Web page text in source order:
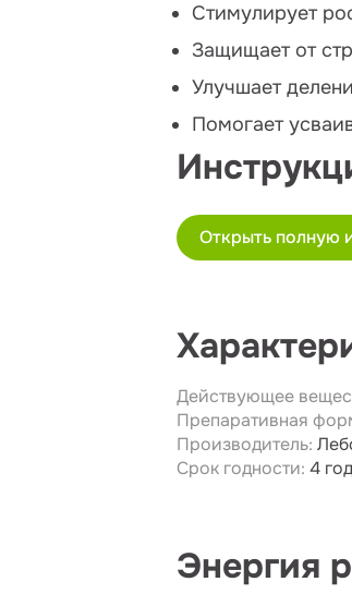
Стимулирует
Защищает от
Улучшает
Помогает
Открыть полную
Действующее
Препаративная
Производитель:
Срок годности: 4
Энергия